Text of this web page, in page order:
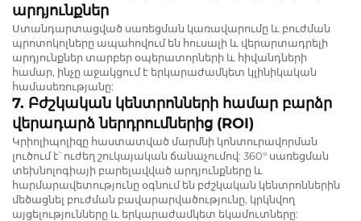
արդյունքներ
Ստանդարտացված սառեցման կառավարումը և բուժման
պրոտոկոլները ապահովում են հուսալի և վերարտադրելի
արդյունքներ տարբեր օպերատորների և հիվանդների
համար, ինչը աջակցում է երկարաժամկետ կլինիկական
համասեռությանը:
7. Բժշկական կենտրոնների համար բարձր
վերադարձ ներդրումներից (ROI)
Կրիոլիպոլիզը հաստատված մարմնի կոնտուրավորման
լուծում է՝ ուժեղ շուկայական ճանաչումով: 360° սառեցման
տեխնոլոգիայի բարելավված արդյունքները և
հարմարավետությունը օգնում են բժշկական կենտրոններին
մեծացնել բուժման բավարարվածությունը, կրկնվող
այցելությունները և երկարաժամկետ եկամուտները: